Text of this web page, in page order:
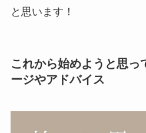
と思います！
これから始めようと思っ
ージやアドバイス